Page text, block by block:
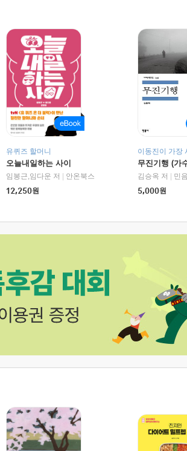
유퀴즈 할머니
오늘내일하는 사이
임봉근,임다운 저
안온북스
12,250원
이동진이 가장
무진기행 (가
김승옥 저
민
5,000원